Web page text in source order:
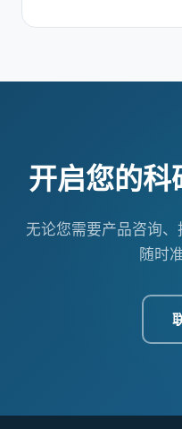
开启您的
无论您需要产品咨询
随时